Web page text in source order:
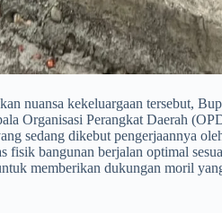
nuansa kekeluargaan tersebut,
Organisasi Perangkat Daerah
sedang dikebut pengerjaannya
fisik bangunan berjalan optimal
memberikan dukungan moril